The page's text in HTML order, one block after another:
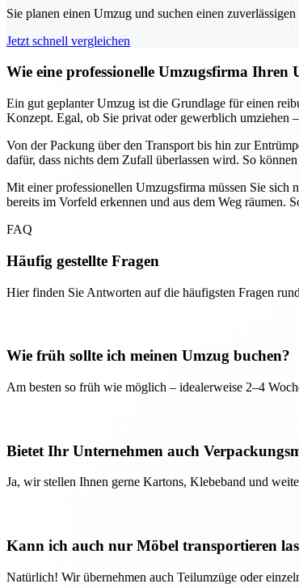
Sie planen einen Umzug und suchen einen
Jetzt schnell vergleichen
Wie eine professionelle Umzugsfirma Ihren
Ein gut geplanter Umzug ist die Grundlage für einen
Konzept. Egal, ob Sie privat oder gewerblich umziehen
Von der Packung über den Transport bis hin zur
dafür, dass nichts dem Zufall überlassen wird. So
Mit einer professionellen Umzugsfirma müssen Sie
bereits im Vorfeld erkennen und aus dem Weg räumen.
FAQ
Häufig gestellte Fragen
Hier finden Sie Antworten auf die häufigsten Fragen
Wie früh sollte ich meinen Umzug buchen?
Am besten so früh wie möglich – idealerweise 2–4
Bietet Ihr Unternehmen auch
Ja, wir stellen Ihnen gerne Kartons, Klebeband und
Kann ich auch nur Möbel transportieren
Natürlich! Wir übernehmen auch Teilumzüge oder